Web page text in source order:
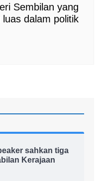
Sembilan yang
dalam politik
sahkan tiga
Kerajaan